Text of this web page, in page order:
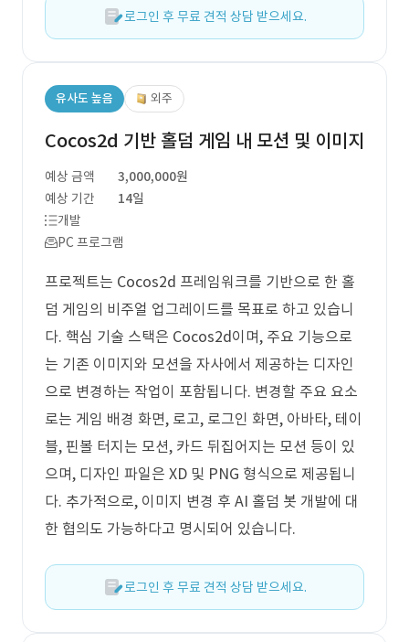
로그인 후 무료 견적 상담 받으세요.
유사도 높음 외주
Cocos2d 기반 홀덤 게임 내 모션 및 이미지
예상 금액
3,000,000원
예상 기간
14일
개발
PC 프로그램
프로젝트는 Cocos2d 프레임워크를 기반으로 한 홀
덤 게임의 비주얼 업그레이드를 목표로 하고 있습니
다. 핵심 기술 스택은 Cocos2d이며, 주요 기능으로
는 기존 이미지와 모션을 자사에서 제공하는 디자인
으로 변경하는 작업이 포함됩니다. 변경할 주요 요소
로는 게임 배경 화면, 로고, 로그인 화면, 아바타, 테이
블, 핀볼 터지는 모션, 카드 뒤집어지는 모션 등이 있
으며, 디자인 파일은 XD 및 PNG 형식으로 제공됩니
다. 추가적으로, 이미지 변경 후 AI 홀덤 봇 개발에 대
한 협의도 가능하다고 명시되어 있습니다.
로그인 후 무료 견적 상담 받으세요.